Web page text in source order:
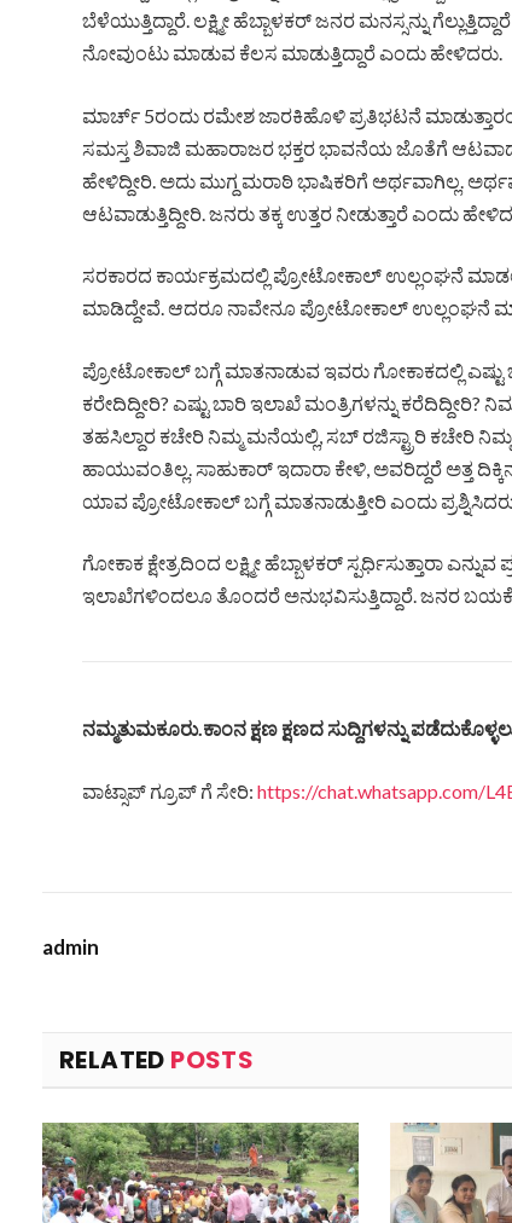
ಬೆಳೆಯುತ್ತಿದ್ದಾರೆ. ಲಕ್ಷ್ಮೀ ಹೆಬ್ಬಾಳಕರ್ ಜನರ ಮನಸ್ಸನ್ನು
ನೋವುಂಟು ಮಾಡುವ ಕೆಲಸ ಮಾಡುತ್ತಿದ್ದಾರೆ ಎಂದು ಹೇಳಿದರು.
ಮಾರ್ಚ್ 5ರಂದು ರಮೇಶ ಜಾರಕಿಹೊಳಿ ಪ್ರತಿಭಟನೆ
ಸಮಸ್ತ ಶಿವಾಜಿ ಮಹಾರಾಜರ ಭಕ್ತರ ಭಾವನೆಯ ಜೊತೆಗೆ
ಹೇಳಿದ್ದೀರಿ. ಅದು ಮುಗ್ದ ಮರಾಠಿ ಭಾಷಿಕರಿಗೆ ಅರ್ಥವಾಗಿಲ್ಲ.
ಆಟವಾಡುತ್ತಿದ್ದೀರಿ. ಜನರು ತಕ್ಕ ಉತ್ತರ ನೀಡುತ್ತಾರೆ ಎಂದು
ಸರಕಾರದ ಕಾರ್ಯಕ್ರಮದಲ್ಲಿ ಪ್ರೋಟೋಕಾಲ್ ಉಲ್ಲಂಘನೆ
ಮಾಡಿದ್ದೇವೆ. ಆದರೂ ನಾವೇನೂ ಪ್ರೋಟೋಕಾಲ್ ಉಲ್ಲಂಘನೆ
ಪ್ರೋಟೋಕಾಲ್ ಬಗ್ಗೆ ಮಾತನಾಡುವ ಇವರು ಗೋಕಾಕದಲ್ಲಿ ಎಷ್ಟು
ಕರೇದಿದ್ದೀರಿ? ಎಷ್ಟು ಬಾರಿ ಇಲಾಖೆ ಮಂತ್ರಿಗಳನ್ನು ಕರೆದಿದ್ದೀರಿ?
ತಹಸಿಲ್ದಾರ ಕಚೇರಿ ನಿಮ್ಮ ಮನೆಯಲ್ಲಿ, ಸಬ್ ರಜಿಸ್ಟ್ರಾರಿ ಕಚೇರಿ
ಹಾಯುವಂತಿಲ್ಲ. ಸಾಹುಕಾರ್ ಇದಾರಾ ಕೇಳಿ, ಅವರಿದ್ದರೆ ಅತ್ತ
ಯಾವ ಪ್ರೋಟೋಕಾಲ್ ಬಗ್ಗೆ ಮಾತನಾಡುತ್ತೀರಿ ಎಂದು
ಗೋಕಾಕ ಕ್ಷೇತ್ರದಿಂದ ಲಕ್ಷ್ಮೀ ಹೆಬ್ಬಾಳಕರ್ ಸ್ಪರ್ಧಿಸುತ್ತಾರಾ
ಇಲಾಖೆಗಳಿಂದಲೂ ತೊಂದರೆ ಅನುಭವಿಸುತ್ತಿದ್ದಾರೆ. ಜನರ
ನಮ್ಮತುಮಕೂರು.ಕಾಂನ ಕ್ಷಣ ಕ್ಷಣದ ಸುದ್ದಿಗಳನ್ನು
ವಾಟ್ಸಾಪ್ ಗ್ರೂಪ್ ಗೆ ಸೇರಿ: https://chat.whatsapp.com/
admin
RELATED POSTS